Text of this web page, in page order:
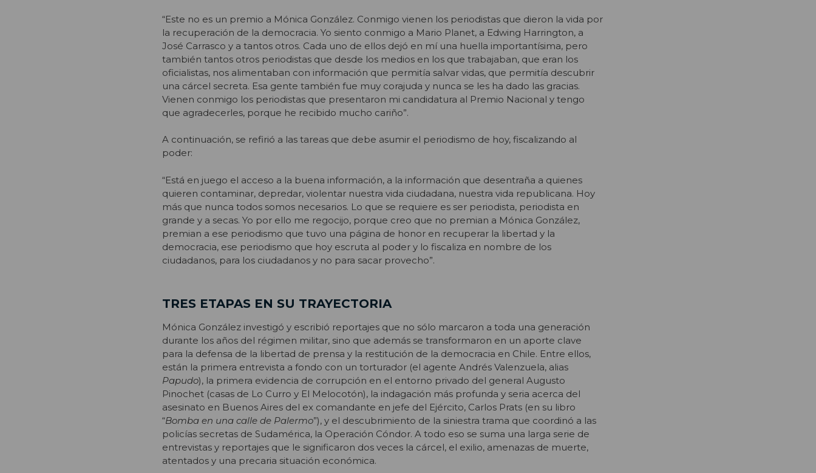
“Este no es un premio a Mónica González. Conmigo vienen los periodistas que dieron la vida por
la recuperación de la democracia. Yo siento conmigo a Mario Planet, a Edwing Harrington, a
José Carrasco y a tantos otros. Cada uno de ellos dejó en mí una huella importantísima, pero
también tantos otros periodistas que desde los medios en los que trabajaban, que eran los
oficialistas, nos alimentaban con información que permitía salvar vidas, que permitía descubrir
una cárcel secreta. Esa gente también fue muy corajuda y nunca se les ha dado las gracias.
Vienen conmigo los periodistas que presentaron mi candidatura al Premio Nacional y tengo
que agradecerles, porque he recibido mucho cariño”.
A continuación, se refirió a las tareas que debe asumir el periodismo de hoy, fiscalizando al
poder:
“Está en juego el acceso a la buena información, a la información que desentraña a quienes
quieren contaminar, depredar, violentar nuestra vida ciudadana, nuestra vida republicana. Hoy
más que nunca todos somos necesarios. Lo que se requiere es ser periodista, periodista en
grande y a secas. Yo por ello me regocijo, porque creo que no premian a Mónica González,
premian a ese periodismo que tuvo una página de honor en recuperar la libertad y la
democracia, ese periodismo que hoy escruta al poder y lo fiscaliza en nombre de los
ciudadanos, para los ciudadanos y no para sacar provecho”.
TRES ETAPAS EN SU TRAYECTORIA
Mónica González investigó y escribió reportajes que no sólo marcaron a toda una generación
durante los años del régimen militar, sino que además se transformaron en un aporte clave
para la defensa de la libertad de prensa y la restitución de la democracia en Chile. Entre ellos,
están la primera entrevista a fondo con un torturador (el agente Andrés Valenzuela, alias
Papudo), la primera evidencia de corrupción en el entorno privado del general Augusto
Pinochet (casas de Lo Curro y El Melocotón), la indagación más profunda y seria acerca del
asesinato en Buenos Aires del ex comandante en jefe del Ejército, Carlos Prats (en su libro
“Bomba en una calle de Palermo”), y el descubrimiento de la siniestra trama que coordinó a las
policías secretas de Sudamérica, la Operación Cóndor. A todo eso se suma una larga serie de
entrevistas y reportajes que le significaron dos veces la cárcel, el exilio, amenazas de muerte,
atentados y una precaria situación económica.